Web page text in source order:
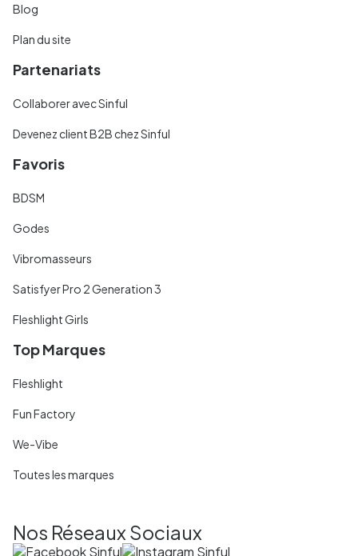
Blog
Plan du site
Partenariats
Collaborer avec Sinful
Devenez client B2B chez Sinful
Favoris
BDSM
Godes
Vibromasseurs
Satisfyer Pro 2 Generation 3
Fleshlight Girls
Top Marques
Fleshlight
Fun Factory
We-Vibe
Toutes les marques
Nos Réseaux Sociaux